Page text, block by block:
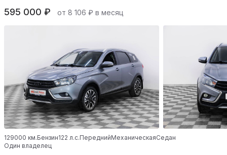
595 000 ₽ от 8 106 ₽ в месяц
129000 км.Бензин122 л.с.ПереднийМеханическаяСедан
Один владелец